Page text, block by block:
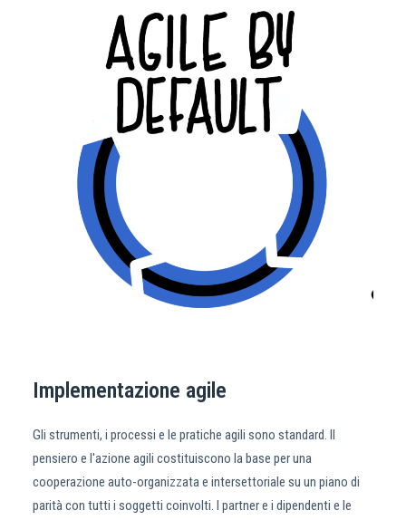
Implementazione agile
Gli strumenti, i processi e le pratiche agili sono standard. Il
pensiero e l'azione agili costituiscono la base per una
cooperazione auto-organizzata e intersettoriale su un piano di
parità con tutti i soggetti coinvolti. I partner e i dipendenti e le